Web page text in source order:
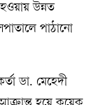
উন্নত
পাঠানো
ডা. মেহেদী